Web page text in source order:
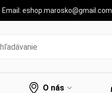
Email: eshop.marosko@gmail.com
O nás